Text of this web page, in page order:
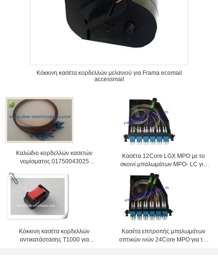
Κόκκινη κασέτα κορδελλών μελανιού για Frama ecomail
accessmail
Καλώδιο κορδελλών κασετών
νομίσματος 01750043025
συμπεριλαμβανομένου του δοχείου
μετρητών καλωδίων
Κασέτα 12Core LGX MPO με το
σκοινί μπαλωμάτων MPO- LC για
τις τηλεπικοινωνίες ινών
Κόκκινη κασέτα κορδελλών
αντικατάστασης T1000 για
Κασέτα επιτροπής μπαλωμάτων
οπτικών ινών 24Core MPO για τις